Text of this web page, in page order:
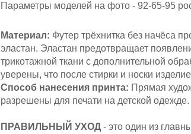
Параметры моделей на фото - 92-65-95
Материал: Футер трёхнитка без начёса
эластан. Эластан предотвращает
трикотажной ткани с дополнительной
уверены, что после стирки и носки
Способ нанесения принта: Прямая
разрешены для печати на детской одежде.
ПРАВИЛЬНЫЙ УХОД - это один из